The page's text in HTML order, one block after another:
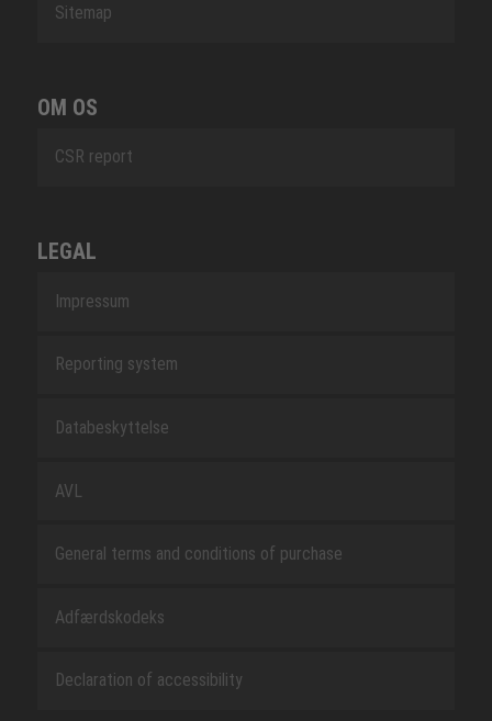
Sitemap
OM OS
CSR report
LEGAL
Impressum
Reporting system
Databeskyttelse
AVL
General terms and conditions of purchase
Adfærdskodeks
Declaration of accessibility